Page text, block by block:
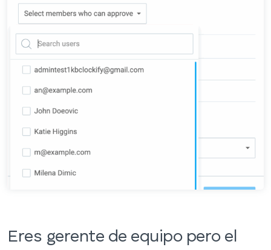
Eres gerente de equipo pero el